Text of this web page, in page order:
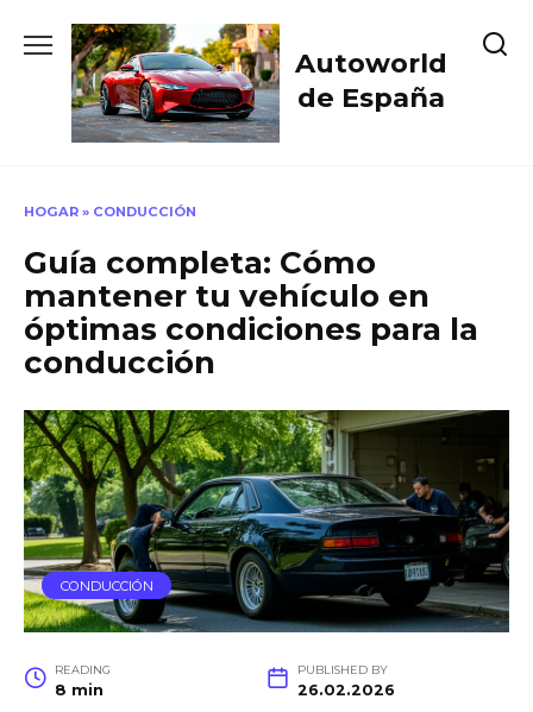
content
Autoworld
de España
HOGAR » CONDUCCIÓN
Guía completa: Cómo
mantener tu vehículo en
óptimas condiciones para la
conducción
CONDUCCIÓN
READING
8 min
PUBLISHED BY
26.02.2026